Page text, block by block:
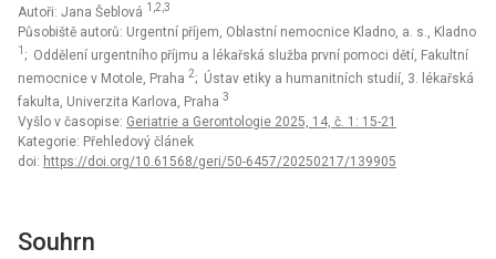
Autoři: Jana Šeblová 1,2,3
Působiště autorů: Urgentní příjem, Oblastní nemocnice Kladno, a. s., Kladno
1 ; Oddělení urgentního příjmu a lékařská služba první pomoci dětí, Fakultní
nemocnice v Motole, Praha 2; Ústav etiky a humanitních studií, 3. lékařská
fakulta, Univerzita Karlova, Praha 3
Vyšlo v časopise: Geriatrie a Gerontologie 2025, 14, č. 1: 15-21
Kategorie: Přehledový článek
doi: https://doi.org/10.61568/geri/50-6457/20250217/139905
Souhrn